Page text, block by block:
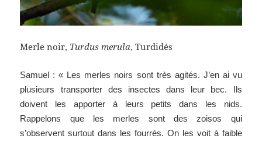
Merle noir, Turdus merula, Turdidés
Samuel : « Les merles noirs sont très agités. J’en ai vu
plusieurs transporter des insectes dans leur bec. Ils
doivent les apporter à leurs petits dans les nids.
Rappelons que les merles sont des zoisos qui
s’observent surtout dans les fourrés. On les voit à faible